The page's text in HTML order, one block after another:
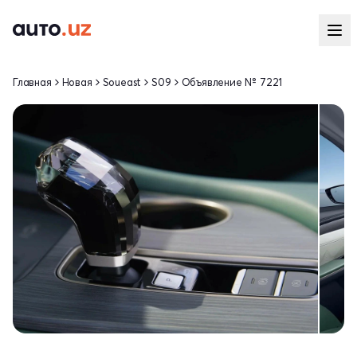
Главная Новая Soueast S09 Объявление № 7221